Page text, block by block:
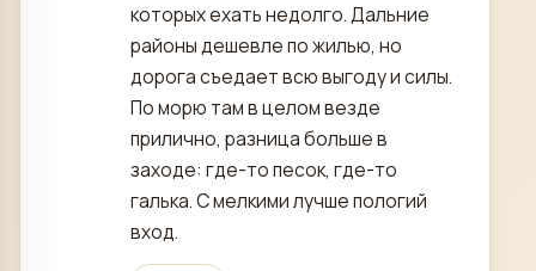
которых ехать недолго. Дальние
районы дешевле по жилью, но
дорога съедает всю выгоду и силы.
По морю там в целом везде
прилично, разница больше в
заходе: где-то песок, где-то
галька. С мелкими лучше пологий
вход.